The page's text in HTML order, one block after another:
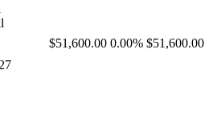
$51,600.00 0.00% $51,600.00